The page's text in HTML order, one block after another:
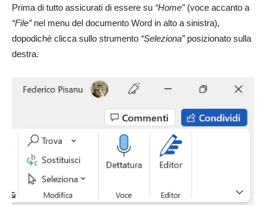
Prima di tutto assicurati di essere su “Home”(voce accanto a
“File”nel menu del documento Word in alto a sinistra),
dopodiché clicca sullo strumento “Seleziona”posizionato sulla
destra.